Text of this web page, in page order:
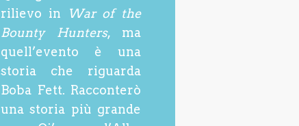
rilievo in
War of the
Bounty Hunters, ma
quell’evento è una
storia che riguarda
Boba Fett. Racconterò
una storia più grande